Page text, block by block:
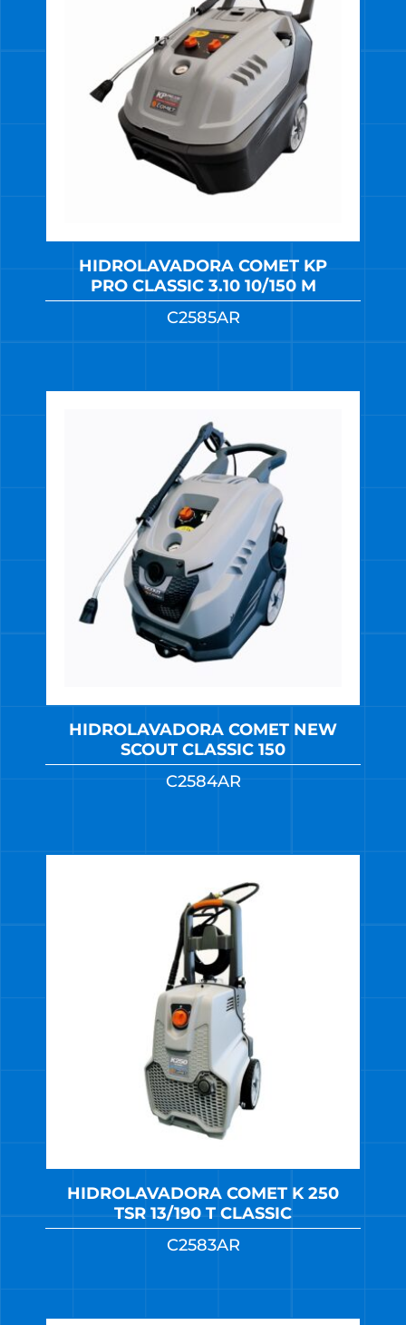
HIDROLAVADORA COMET KP
PRO CLASSIC 3.10 10/150 M
C2585AR
HIDROLAVADORA COMET NEW
SCOUT CLASSIC 150
C2584AR
HIDROLAVADORA COMET K 250
TSR 13/190 T CLASSIC
C2583AR